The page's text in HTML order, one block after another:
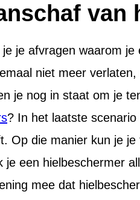
van
je afvragen waarom
niet meer
je nog in staat om je
? In het laatste
Op die manier kun je
een hielbeschermer
mee dat